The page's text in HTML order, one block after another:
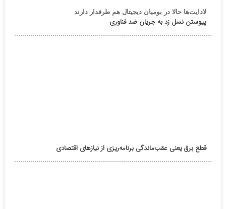
لادایت‌ها حالا در بومیان دیجیتال هم طرفدار دارند
پیوستن نسل زد به جریان ضد فناوری
قطع برق یعنی عقب‌ماندگی برنامه‌ریزی از نیازهای اقتصادی